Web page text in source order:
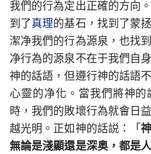
我們的行為定出正確的方向
到了真理的基石，找到了蒙
潔净我們的行為源泉，也找
净行為的源泉不在于我們自
神的話語，但遵行神的話語
心靈的净化。當我們將神
時，我們的敗壞行為就會日
越光明。正如神的話説：「
無論是淺顯還是深奥，都是